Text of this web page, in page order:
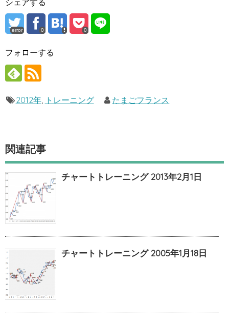
シェアする
error 0 0
フォローする
2012年, トレーニング たまごフランス
関連記事
チャートトレーニング 2013年2月1日
チャートトレーニング 2005年1月18日